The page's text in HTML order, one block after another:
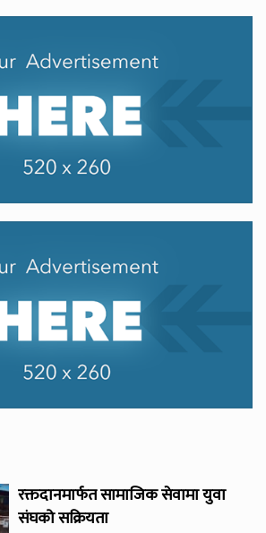
रक्तदानमार्फत सामाजिक सेवामा युवा
संघको सक्रियता